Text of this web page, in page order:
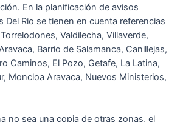
En la planificación de avisos
Del Rio se tienen en cuenta referencias
Valdilecha, Villaverde,
Barrio de Salamanca, Canillejas,
Caminos, El Pozo, Getafe, La Latina,
Moncloa Aravaca, Nuevos Ministerios,
no sea una copia de otras zonas, el